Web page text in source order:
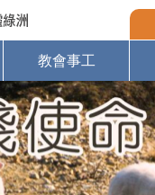
教會事工